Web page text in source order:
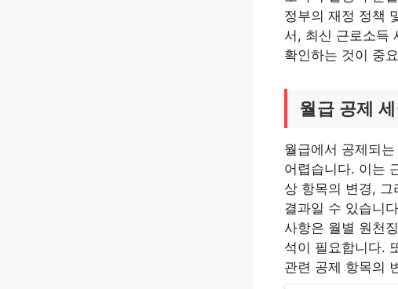
정부의 재정 정책
서, 최신 근로소득
확인하는 것이 중
월급 공제
월급에서 공제되
어렵습니다. 이는
상 항목의 변경,
결과일 수 있습니
사항은 월별 원천
석이 필요합니다.
관련 공제 항목의